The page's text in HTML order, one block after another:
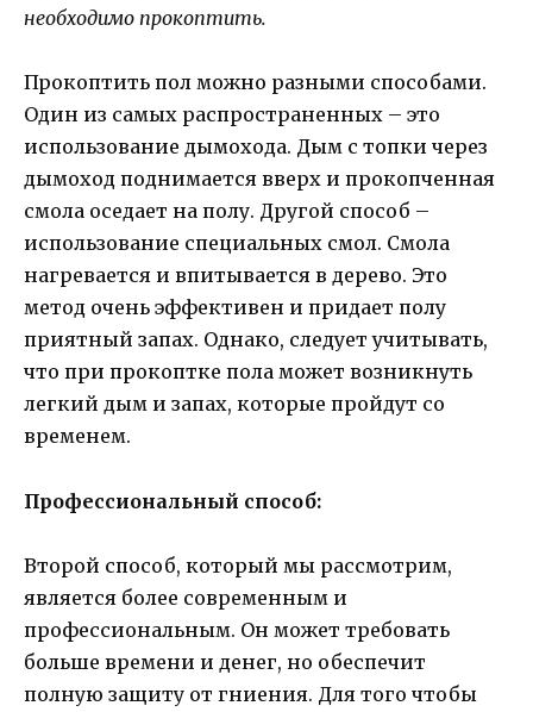
необходимо прокоптить.
Прокоптить пол можно разными способами.
Один из самых распространенных – это
использование дымохода. Дым с топки через
дымоход поднимается вверх и прокопченная
смола оседает на полу. Другой способ –
использование специальных смол. Смола
нагревается и впитывается в дерево. Это
метод очень эффективен и придает полу
приятный запах. Однако, следует учитывать,
что при прокоптке пола может возникнуть
легкий дым и запах, которые пройдут со
временем.
Профессиональный способ:
Второй способ, который мы рассмотрим,
является более современным и
профессиональным. Он может требовать
больше времени и денег, но обеспечит
полную защиту от гниения. Для того чтобы